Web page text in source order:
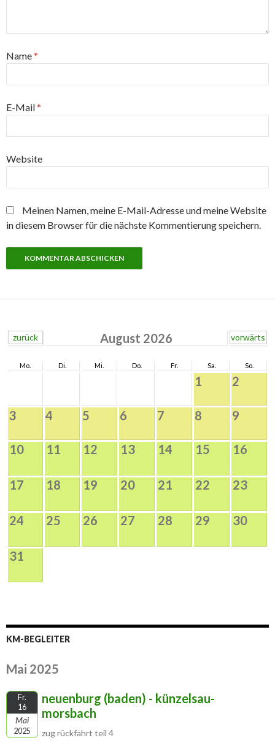
Name*
E-Mail*
Website
Meinen Namen, meine E-Mail-Adresse und meine Website
in diesem Browser für die nächste Kommentierung speichern.
zurück August 2026 vorwärts
Mo. Di. Mi. Do. Fr. Sa. So.
1 2
3 4 5 6 7 8 9
10 11 12 13 14 15 16
17 18 19 20 21 22 23
24 25 26 27 28 29 30
31
KM-BEGLEITER
Mai 2025
Fr.
16
Mai
2025
neuenburg (baden) - künzelsau-
morsbach
zug rückfahrt teil 4